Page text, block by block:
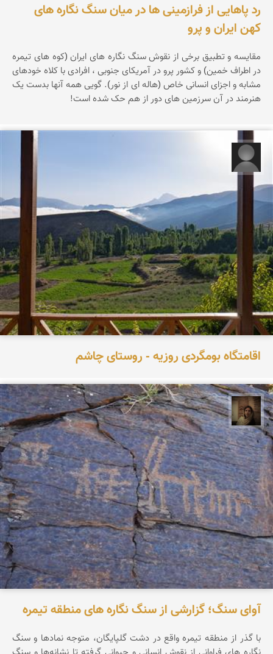
رد پاهایی از فرازمینی ها در میان سنگ نگاره های
کهن ایران و پرو
مقایسه و تطبیق برخی از نقوش سنگ نگاره های ایران (کوه های تیمره
در اطراف خمین) و کشور پرو در آمریکای جنوبی ، افرادی با کلاه خودهای
مشابه و اجزای انسانی خاص (هاله ای از نور). گویی همه آنها بدست یک
هنرمند در آن سرزمین های دور از هم حک شده است!
اقامتگاه بومگردی روزیه - روستای چاشم
پروین هاوش
آوای سنگ؛ گزارشی از سنگ نگاره های منطقه تیمره
با گذر از منطقه تیمره واقع در دشت گلپایگان، متوجه نماد‌ها و سنگ